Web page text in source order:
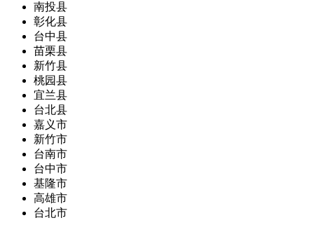
南投县
彰化县
台中县
苗栗县
新竹县
桃园县
宜兰县
台北县
嘉义市
新竹市
台南市
台中市
基隆市
高雄市
台北市